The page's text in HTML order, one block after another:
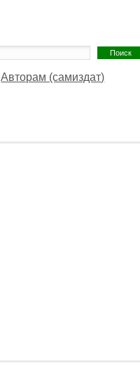
Авторам (самиздат)